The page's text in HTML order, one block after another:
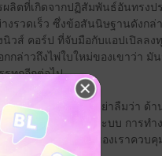
ลิตที่เกิดจากปฏิสัมพันธ์อันทรงป
งรวดเร็ว ซึ่งข้อสันนิษฐานดังกล่
นิวส์ คอร์ป ที่จับมือกับแอปเปิลลง
กล่าวถึงไพ่ใบใหม่ของเขาว่า มั
รทุกอีกต่อไป
องมันด้วย เพราะอย่าลืมว่า ด้า
างที่เปลี่ยนไปตามระบบ การทำ
จะเอาส่วนที่ดีที่สุดของเราควบ